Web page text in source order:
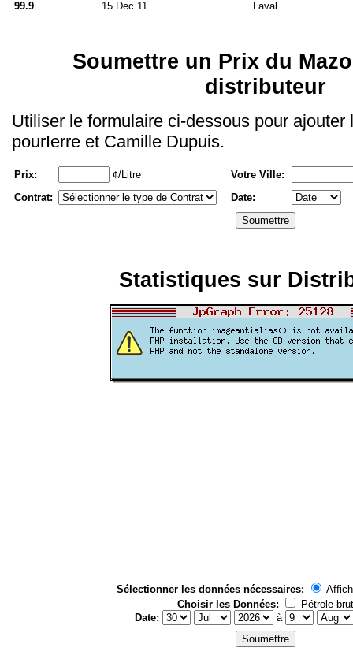
99.9
15 Dec 11 Laval
Soumettre un Prix du
distributeur
Utiliser le formulaire ci-dessous pour ajouter
pourIerre et Camille Dupuis.
Prix: ¢/Litre
Votre Ville:
Contrat:
Date:
Statistiques sur
Sélectionner les données nécessaires:
Choisir les Données:
Pétrole brut
Date:
à